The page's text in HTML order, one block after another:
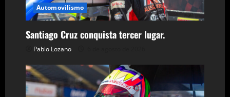
d
e
e
n
Automovilismo
Santiago Cruz conquista tercer lugar.
Pablo Lozano